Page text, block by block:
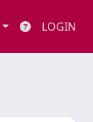
LOGIN